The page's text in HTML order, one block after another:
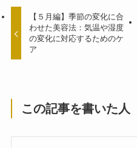
【５月編】季節の変化に合
わせた美容法：気温や湿度
の変化に対応するためのケ
ア
この記事を書いた人